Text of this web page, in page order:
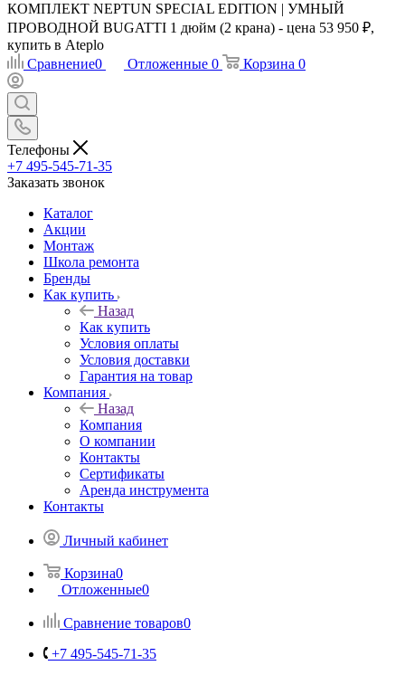
КОМПЛЕКТ NEPTUN SPECIAL EDITION | УМНЫЙ
ПРОВОДНОЙ BUGATTI 1 дюйм (2 крана) - цена 53 950 ₽,
купить в Ateplo
Сравнение0 Отложенные 0 Корзина 0
Телефоны
+7 495-545-71-35
Заказать звонок
Каталог
Акции
Монтаж
Школа ремонта
Бренды
Как купить
Назад
Как купить
Условия оплаты
Условия доставки
Гарантия на товар
Компания
Назад
Компания
О компании
Контакты
Сертификаты
Аренда инструмента
Контакты
Личный кабинет
Корзина0
Отложенные0
Сравнение товаров0
+7 495-545-71-35